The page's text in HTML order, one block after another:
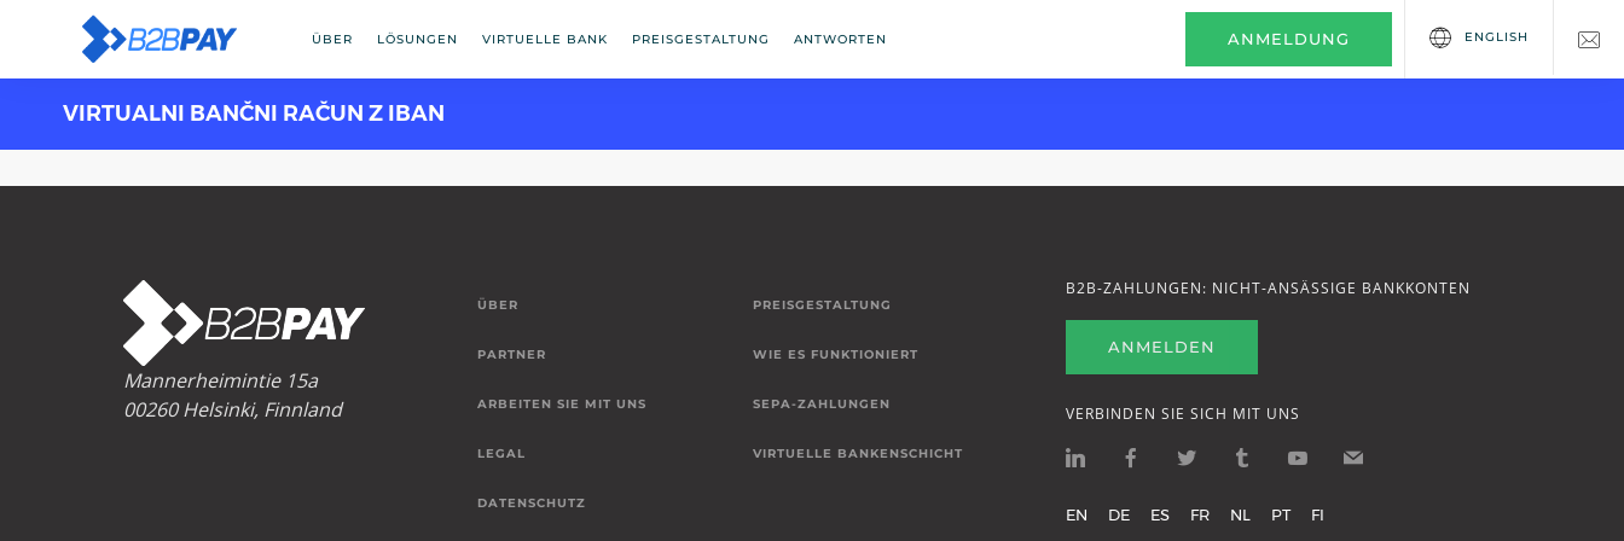
ÜBER LÖSUNGEN VIRTUELLE BANK PREISGESTALTUNG ANTWORTEN ANMELDUNG ENGLISH
VIRTUALNI BANČNI RAČUN Z IBAN
Mannerheimintie 15a
00260 Helsinki, Finnland
ÜBER
PARTNER
ARBEITEN SIE MIT UNS
LEGAL
DATENSCHUTZ
PREISGESTALTUNG
WIE ES FUNKTIONIERT
SEPA-ZAHLUNGEN
VIRTUELLE BANKENSCHICHT
B2B-ZAHLUNGEN: NICHT-ANSÄSSIGE BANKKONTEN
ANMELDEN
VERBINDEN SIE SICH MIT UNS
EN DE ES FR NL PT FI